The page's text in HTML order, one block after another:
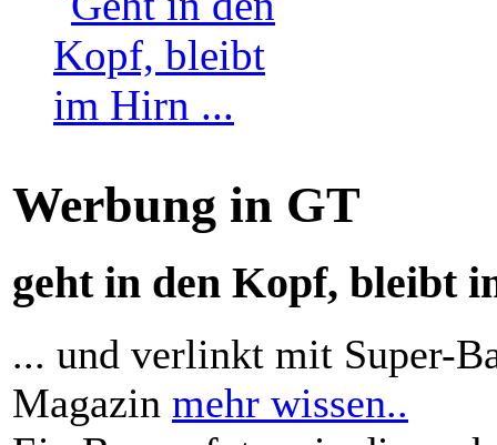
Werbung in GT
geht in den Kopf, bleibt
... und verlinkt mit Super-
Magazin mehr wissen..